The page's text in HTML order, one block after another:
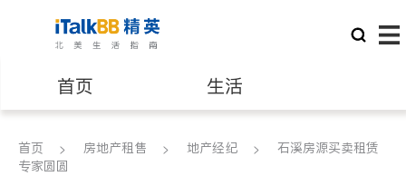
首页 生活
医生 律师
首页 房地产租售 地产经纪
石溪房源买卖租赁
专家圆圆